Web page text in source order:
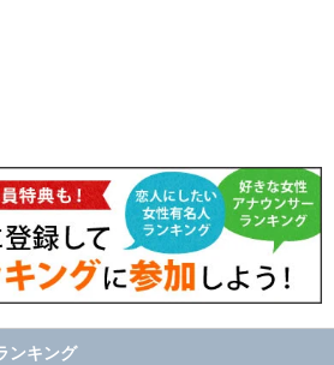
ンキング